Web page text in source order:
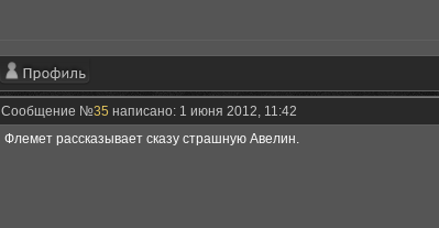
Сообщение №35 написано: 1 июня 2012, 11:42
Флемет рассказывает сказу страшную Авелин.